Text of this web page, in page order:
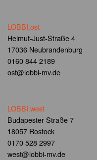
LOBBI.ost
Helmut-Just-Straße 4
17036 Neubrandenburg
0160 844 2189
ost@lobbi-mv.de
LOBBI.west
Budapester Straße 7
18057 Rostock
0170 528 2997
west@lobbi-mv.de